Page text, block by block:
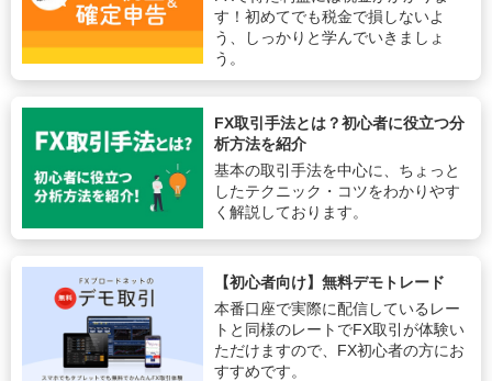
す！初めてでも税金で損しないよ
う、しっかりと学んでいきましょ
う。
FX取引手法とは？初心者に役立つ分
析方法を紹介
基本の取引手法を中心に、ちょっと
したテクニック・コツをわかりやす
く解説しております。
【初心者向け】無料デモトレード
本番口座で実際に配信しているレー
トと同様のレートでFX取引が体験い
ただけますので、FX初心者の方にお
すすめです。